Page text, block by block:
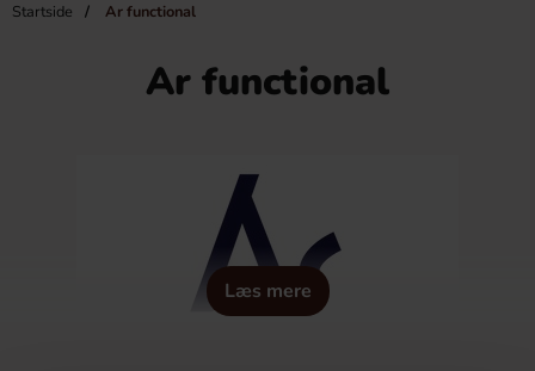
Startside Ar functional
Ar functional
Læs mere